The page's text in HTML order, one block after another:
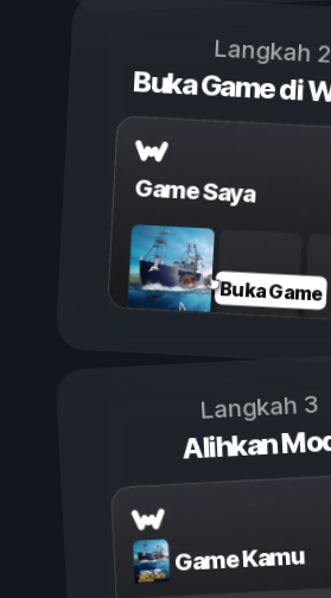
Langkah 2
Buka Game di
Game Saya
Buka Game
Langkah 3
Alihkan
Game Kamu